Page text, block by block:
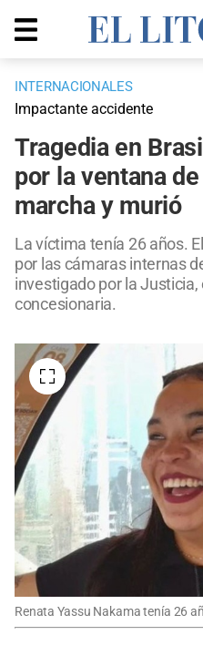
INTERNACIONALES
Impactante accidente
Tragedia en
por la ventana
marcha y murió
La víctima tenía 26 años.
por las cámaras internas
investigado por la
concesionaria.
Renata Yassu Nakama tenía 26